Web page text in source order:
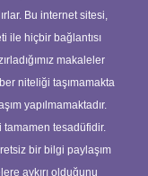
Bu internet sitesi,
ile hiçbir bağlantısı
makaleler
niteliği taşımamakta
yapılmamaktadır.
tesadüfidir.
bir bilgi paylaşım
aykırı olduğunu